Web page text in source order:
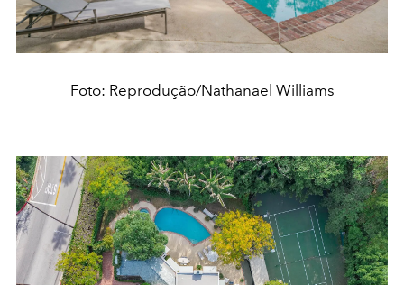
Foto: Reprodução/Nathanael Williams